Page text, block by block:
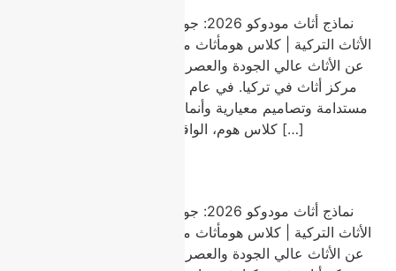
نماذج أثاث مودوكو 2026: جودة وتنوع واتجاهات من عاصمة
الأثاث التركية | كلاس هومأثاث مودوكو هو الخيار الأول للباحثين
عن الأثاث عالي الجودة والعصري والمناسب للميزانية في أكبر
مستدامة وتصاميم معيارية وأنماط خالدة تناسب كل منزل. في
كلاس هوم، الواقعة في مودوكو، نقدم مجموعة […]
نماذج أثاث مودوكو 2026: جودة وتنوع واتجاهات من عاصمة
الأثاث التركية | كلاس هومأثاث مودوكو هو الخيار الأول للباحثين
عن الأثاث عالي الجودة والعصري والمناسب للميزانية في أكبر